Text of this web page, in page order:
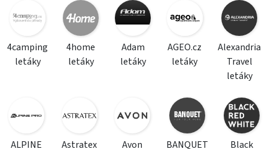
4camping
letáky
4home
letáky
Adam
letáky
AGEO.cz
letáky
Alexandria
Travel
letáky
ALPINE
Astratex
Avon
BANQUET
Black